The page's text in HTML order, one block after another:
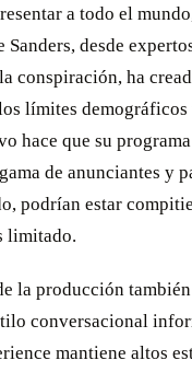
a todo el
Sanders, desde
conspiración, ha
límites
hace que su
de anunciantes y
podrían estar
limitado.
la producción
conversacional
mantiene altos